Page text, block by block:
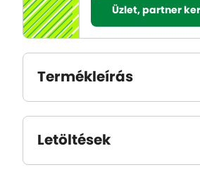
Üzlet, partner
Termékleírás
Letöltések